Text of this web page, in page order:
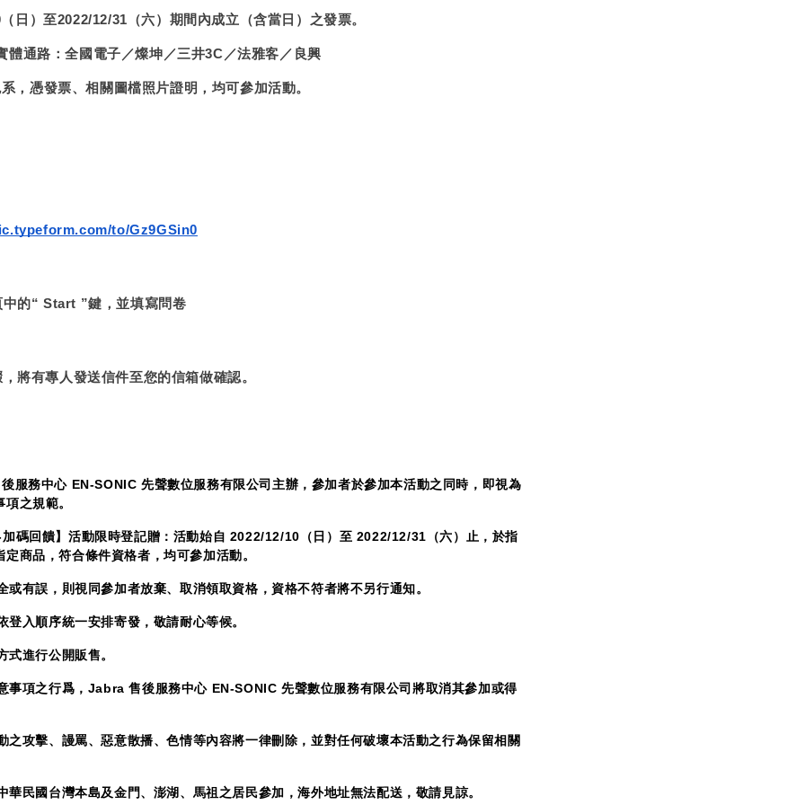
日）至2022/12/31（六）期間內成立（含當日）之發票。
體通路：全國電子／燦坤／三井3C／法雅客／良興
，憑發票、相關圖檔照片證明，均可參加活動。
to/Gz9GSin0
的“ Start ”鍵，並填寫問卷
將有專人發送信件至您的信箱做確認。
服務中心 EN-SONIC 先聲數位服務有限公司主辦，參加者於參加本活動之同時，即視為
之規範。
碼回饋】活動限時登記贈：活動始自 2022/12/10（日）至 2022/12/31（六）止，於指
商品，符合條件資格者，均可參加活動。
或有誤，則視同參加者放棄、取消領取資格，資格不符者將不另行通知。
登入順序統一安排寄發，敬請耐心等候。
進行公開販售。
事項之行爲，Jabra 售後服務中心 EN-SONIC 先聲數位服務有限公司將取消其參加或得
之攻擊、謾罵、惡意散播、色情等內容將一律刪除，並對任何破壞本活動之行為保留相關
華民國台灣本島及金門、澎湖、馬祖之居民參加，海外地址無法配送，敬請見諒。